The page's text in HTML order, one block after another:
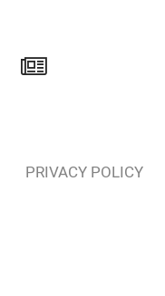
PRIVACY POLICY